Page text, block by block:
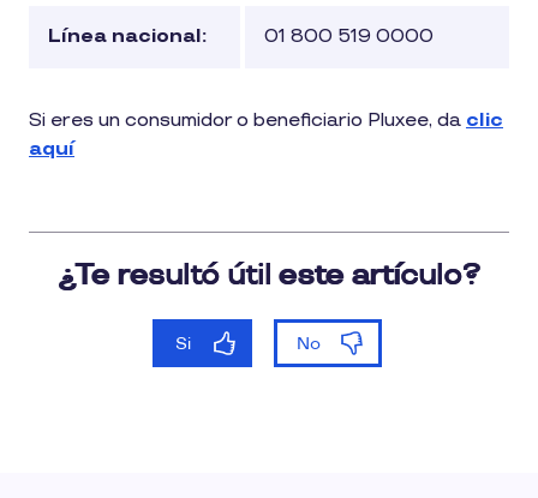
Línea nacional: 01 800 519 0000
Si eres un consumidor o beneficiario Pluxee, da clic
aquí